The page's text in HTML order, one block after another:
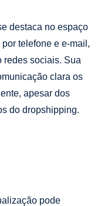
destaca no espaço
telefone e e-mail,
redes sociais. Sua
clara os
apesar dos
do dropshipping.
pode